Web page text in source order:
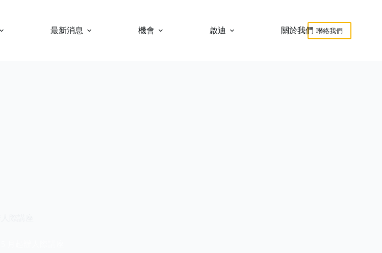
最新消息 機會 啟迪 關於我們 聯絡我們